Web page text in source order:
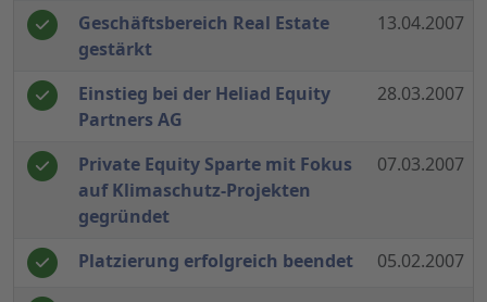
Geschäftsbereich Real Estate
gestärkt
13.04.2007
Einstieg bei der Heliad Equity
Partners AG
28.03.2007
Private Equity Sparte mit Fokus
auf Klimaschutz-Projekten
gegründet
07.03.2007
Platzierung erfolgreich beendet 05.02.2007